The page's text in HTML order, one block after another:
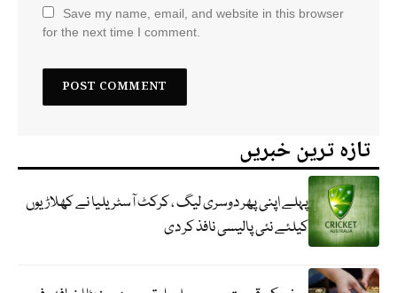
Save my name, email, and website in this browser
for the next time I comment.
تازہ ترین خبریں
پہلے اپنی پھر دوسری لیگ ، کرکٹ آسٹریلیا نے کھلاڑیوں
کیلئے نئی پالیسی نافذ کر دی